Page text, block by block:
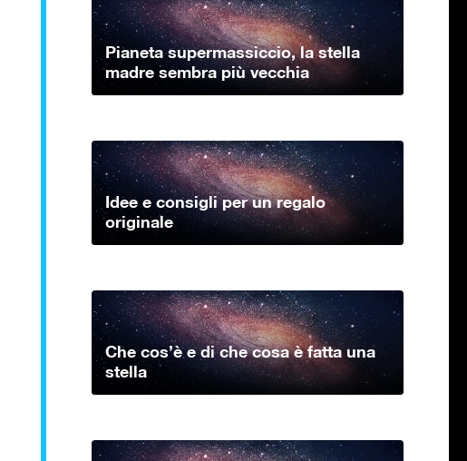
Pianeta supermassiccio, la stella
madre sembra più vecchia
Idee e consigli per un regalo
originale
Che cos’è e di che cosa è fatta una
stella